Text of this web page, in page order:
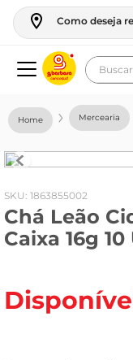
Como deseja
Mercearia
: 1863855002
Chá Leão
Caixa 16g
geladeira
fogao
café
cerveja
leite